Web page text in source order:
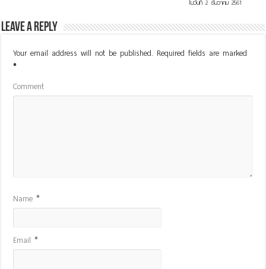
ในวันที่ 2 ธันวาคม 2561
Leave a Reply
Your email address will not be published. Required fields are marked
*
Comment
Name*
Email*